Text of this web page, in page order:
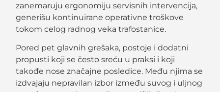
zanemaruju ergonomiju servisnih intervencija,
generišu kontinuirane operativne troškove
tokom celog radnog veka trafostanice.
Pored pet glavnih grešaka, postoje i dodatni
propusti koji se često sreću u praksi i koji
takođe nose značajne posledice. Među njima se
izdvajaju nepravilan izbor između suvog i uljnog